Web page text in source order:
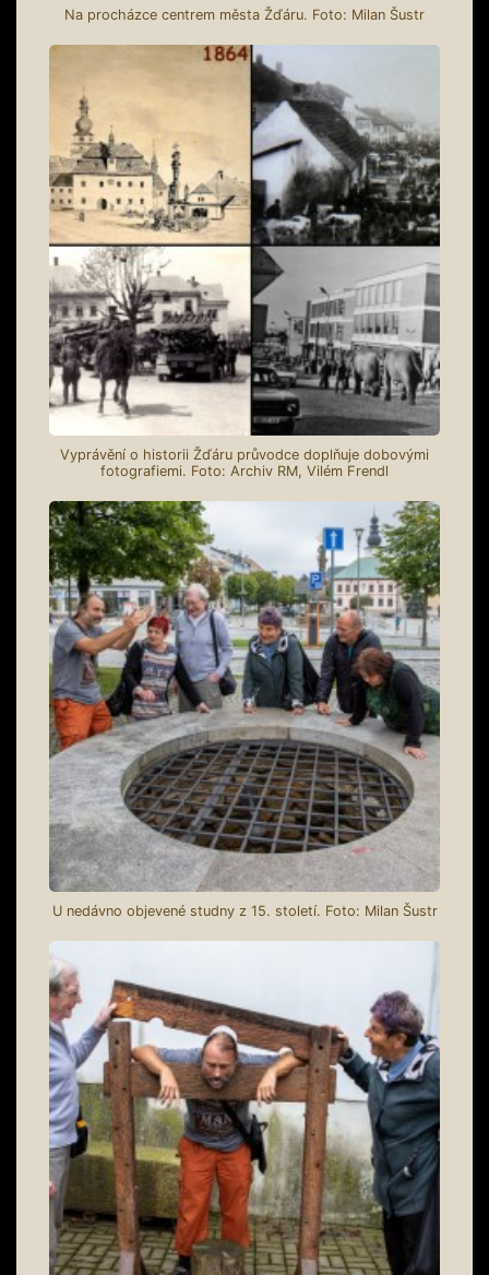
Na procházce centrem města Žďáru. Foto: Milan Šustr
Vyprávění o historii Žďáru průvodce doplňuje dobovými
fotografiemi. Foto: Archiv RM, Vilém Frendl
U nedávno objevené studny z 15. století. Foto: Milan Šustr